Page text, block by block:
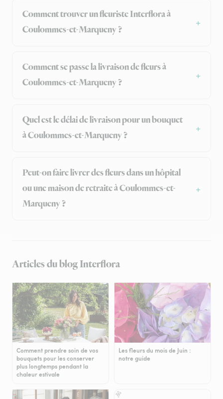
Comment trouver un fleuriste Interflora à
Coulommes-et-Marqueny ?
Comment se passe la livraison de fleurs à
Coulommes-et-Marqueny ?
Quel est le délai de livraison pour un bouquet
à Coulommes-et-Marqueny ?
Peut-on faire livrer des fleurs dans un hôpital
ou une maison de retraite à Coulommes-et-
Marqueny ?
Articles du blog Interflora
Comment prendre soin de vos
bouquets pour les conserver
plus longtemps pendant la
chaleur estivale
Les fleurs du mois de Juin :
notre guide